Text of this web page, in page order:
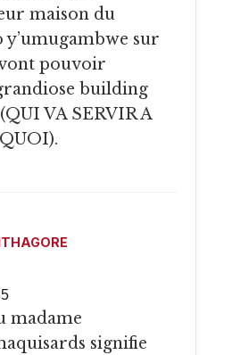
maison du
sur
pouvoir
building
VA SERVIR A
signifie